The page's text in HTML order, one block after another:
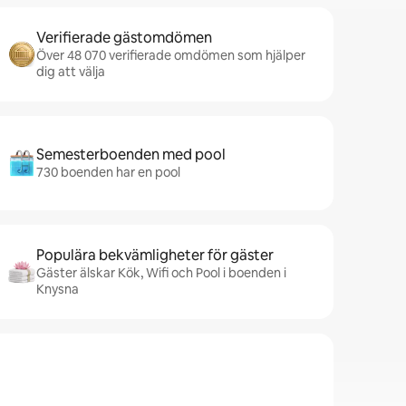
Verifierade gästomdömen
Över 48 070 verifierade omdömen som hjälper
dig att välja
Semesterboenden med pool
730 boenden har en pool
Populära bekvämligheter för gäster
Gäster älskar Kök, Wifi och Pool i boenden i
Knysna